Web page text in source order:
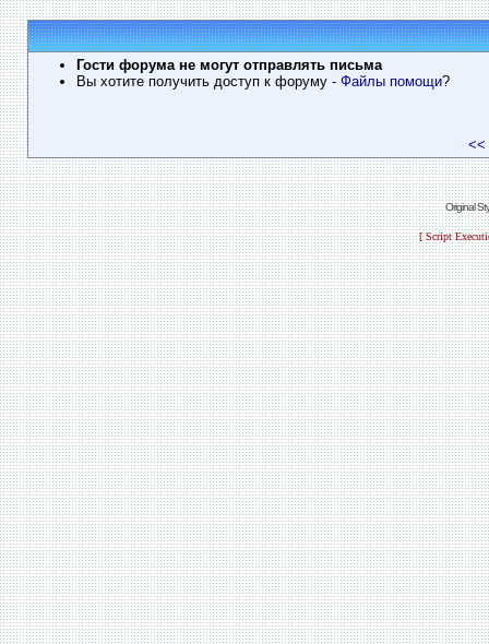
Гости форума не могут отправлять письма
Вы хотите получить доступ к форуму - Файлы помощи?
<<
Original
[ Script